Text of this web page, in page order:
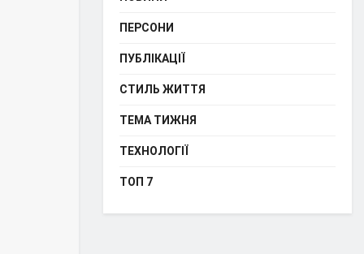
ПЕРСОНИ
ПУБЛІКАЦІЇ
СТИЛЬ ЖИТТЯ
ТЕМА ТИЖНЯ
ТЕХНОЛОГІЇ
ТОП 7